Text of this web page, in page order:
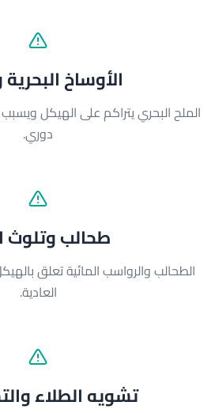
الأوساخ
الملح البحري يتراكم على الهيكل
دوري.
طحالب وتلوث
الطحالب والرواسب المائية تعلق
العادية.
تشويه الطلاء